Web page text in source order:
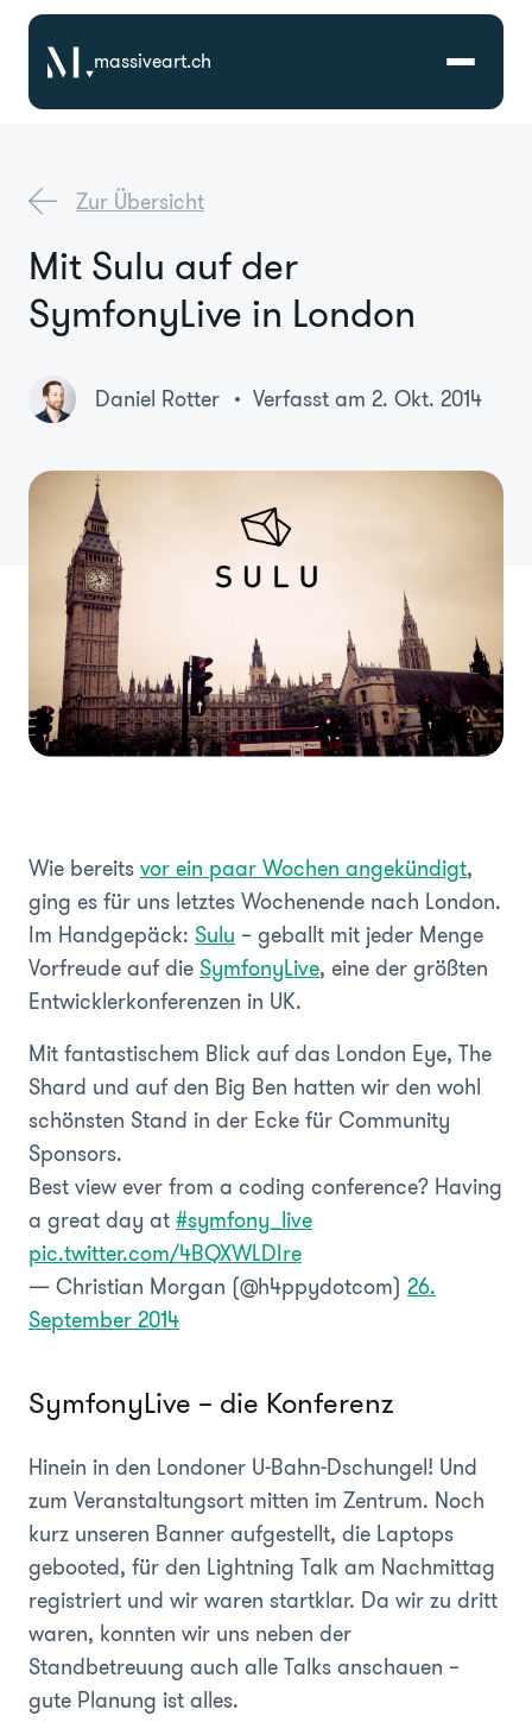
massiveart.ch
Referenzen
Branchen
Über Uns
Zur Übersicht
Mit Sulu auf der
SymfonyLive in London
Daniel Rotter Verfasst am 2. Okt. 2014
Wie bereitsvor ein paar Wochen angekündigt,
ging es für uns letztes Wochenende nach London.
Im Handgepäck: Sulu – geballt mit jeder Menge
Vorfreude auf die SymfonyLive, eine der größten
Entwicklerkonferenzen in UK.
Mit fantastischem Blick auf das London Eye, The
Shard und auf den Big Ben hatten wir den wohl
schönsten Stand in der Ecke für Community
Sponsors.
Best view ever from a coding conference? Having
a great day at#symfony_live
pic.twitter.com/4BQXWLDIre
— Christian Morgan (@h4ppydotcom) 26.
September 2014
SymfonyLive – die Konferenz
Hinein in den Londoner U-Bahn-Dschungel! Und
zum Veranstaltungsort mitten im Zentrum. Noch
kurz unseren Banner aufgestellt, die Laptops
gebooted, für den Lightning Talk am Nachmittag
registriert und wir waren startklar. Da wir zu dritt
waren, konnten wir uns neben der
Standbetreuung auch alle Talks anschauen –
gute Planung ist alles.